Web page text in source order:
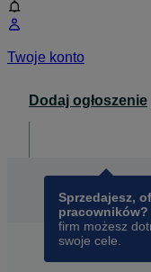
Twoje konto
Dodaj ogłoszenie
Sprzedajesz,
pracowników?
firm możesz
swoje cele.